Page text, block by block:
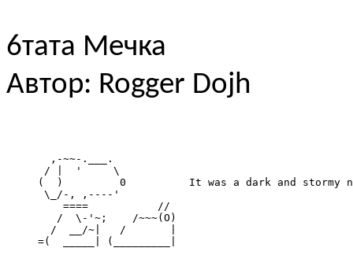
6тата Мечка
Автор: Rogger Dojh
       ,-~~-.___.
      / |  '     \
(  )         0          It was a dark and stormy
      \_/-, ,----'
         ====           //
        /  \-'~;    /~~~(O)
       /  __/~|   /       |
     =(  _____| (_________|